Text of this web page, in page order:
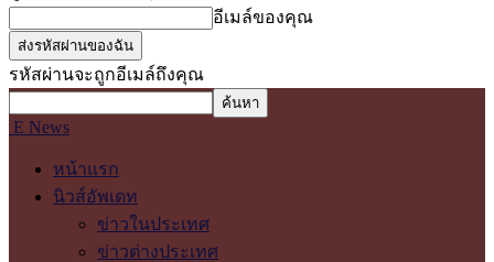
อีเมล์ของคุณ
รหัสผ่านจะถูกอีเมล์ถึงคุณ
E News
หน้าแรก
นิวส์อัพเดท
ข่าวในประเทศ
ข่าวต่างประเทศ